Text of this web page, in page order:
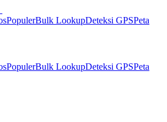
PopulerBulk LookupDeteksi GPSPeta
PopulerBulk LookupDeteksi GPSPeta